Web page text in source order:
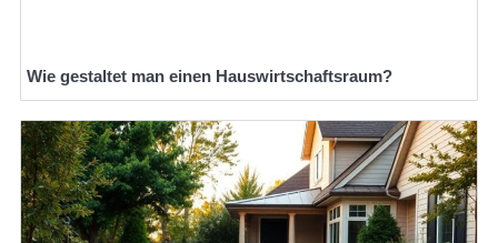
Wie gestaltet man einen Hauswirtschaftsraum?